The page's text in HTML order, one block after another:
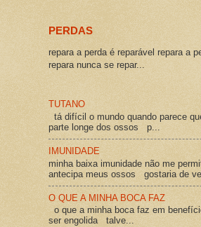
PERDAS
repara a perda é reparável repara a
repara nunca se repar...
TUTANO
tá difícil o mundo quando parece
parte longe dos ossos p...
IMUNIDADE
minha baixa imunidade não me
antecipa meus ossos gostaria de
O QUE A MINHA BOCA FAZ
o que a minha boca faz em
ser engolida talve...